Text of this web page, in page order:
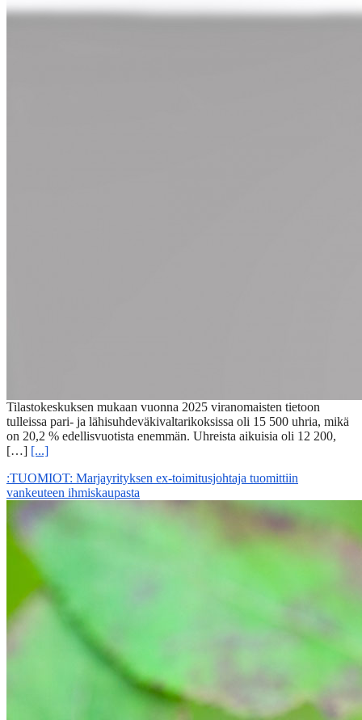
Tilastokeskuksen mukaan vuonna 2025 viranomaisten tietoon
tulleissa pari- ja lähisuhdeväkivaltarikoksissa oli 15 500 uhria, mikä
on 20,2 % edellisvuotista enemmän. Uhreista aikuisia oli 12 200,
[…] [...]
:TUOMIOT: Marjayrityksen ex-toimitusjohtaja tuomittiin
vankeuteen ihmiskaupasta